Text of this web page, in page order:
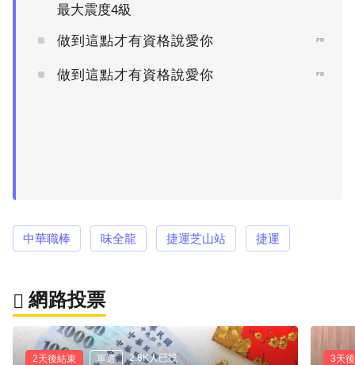
最大震度4級
做到這點才有資格說愛你 PR
做到這點才有資格說愛你 PR
中華職棒 味全龍 捷運芝山站 捷運
網路投票
2天後結束 單選 2.8K人已投 3天